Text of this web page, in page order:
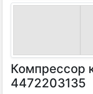
Компрессор
4472203135